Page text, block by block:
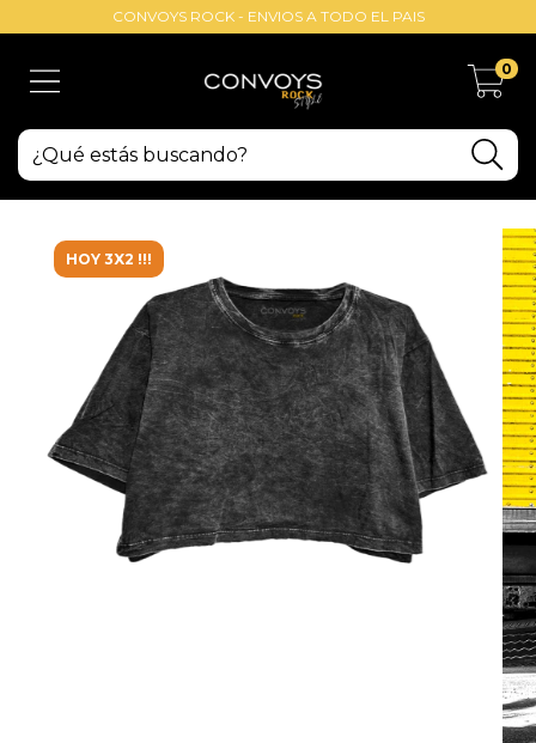
CONVOYS ROCK - ENVIOS A TODO EL PAIS
0
HOY 3X2 !!!